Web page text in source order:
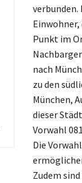
Punkt im
nach
zu den
München,
dieser
Vorwahl
Die
Zudem